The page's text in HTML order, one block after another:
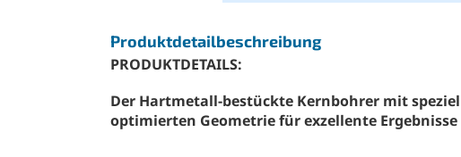
Produktdetailbeschreibung
PRODUKTDETAILS:
Der Hartmetall-bestückte Kernbohrer mit
optimierten Geometrie für exzellente